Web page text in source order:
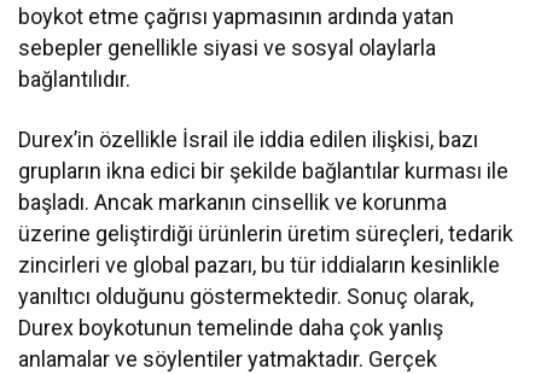
boykot etme çağrısı yapmasının ardında yatan
sebepler genellikle siyasi ve sosyal olaylarla
bağlantılıdır.
Durex’in özellikle İsrail ile iddia edilen ilişkisi, bazı
grupların ikna edici bir şekilde bağlantılar kurması ile
başladı. Ancak markanın cinsellik ve korunma
üzerine geliştirdiği ürünlerin üretim süreçleri, tedarik
zincirleri ve global pazarı, bu tür iddiaların kesinlikle
yanıltıcı olduğunu göstermektedir. Sonuç olarak,
Durex boykotunun temelinde daha çok yanlış
anlamalar ve söylentiler yatmaktadır. Gerçek